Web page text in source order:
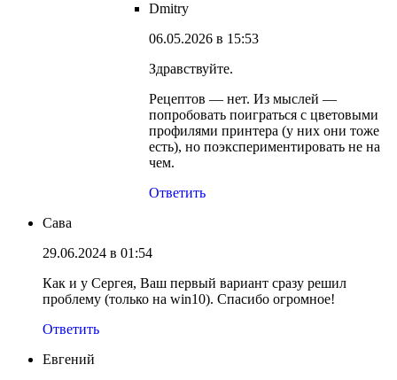
Dmitry
06.05.2026 в 15:53
Здравствуйте.
Рецептов — нет. Из мыслей —
попробовать поиграться с цветовыми
профилями принтера (у них они тоже
есть), но поэкспериментировать не на
чем.
Ответить
Сава
29.06.2024 в 01:54
Как и у Сергея, Ваш первый вариант сразу решил
проблему (только на win10). Спасибо огромное!
Ответить
Евгений